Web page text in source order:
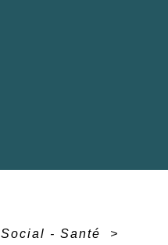
Social - Santé
>